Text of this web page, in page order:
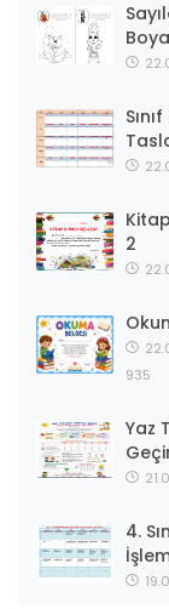
Boya
2
935
Yaz
4.